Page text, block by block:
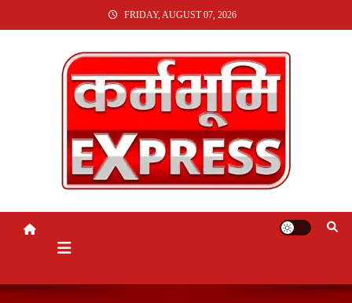
TO
FRIDAY, AUGUST 07, 2026
KARMABHUMI EXPRESS